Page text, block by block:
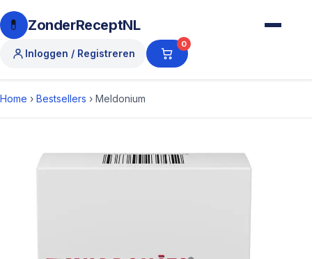
💊 ZonderReceptNL
Inloggen / Registreren
0
Home › Bestsellers › Meldonium